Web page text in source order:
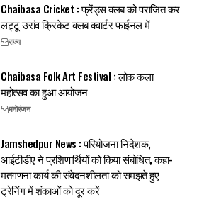
Chaibasa Cricket : फ्रेंड्स क्लब को पराजित कर
लट्टू उरांव क्रिकेट क्लब क्वार्टर फाईनल में
राज्य
Chaibasa Folk Art Festival : लोक कला
महोत्सव का हुआ आयोजन
मनोरंजन
Jamshedpur News : परियोजना निदेशक,
आईटीडीए ने प्रशिणार्थियों को किया संबोधित, कहा-
मतगणना कार्य की संवेदनशीलता को समझते हुए
ट्रेनिंग में शंकाओं को दूर करें